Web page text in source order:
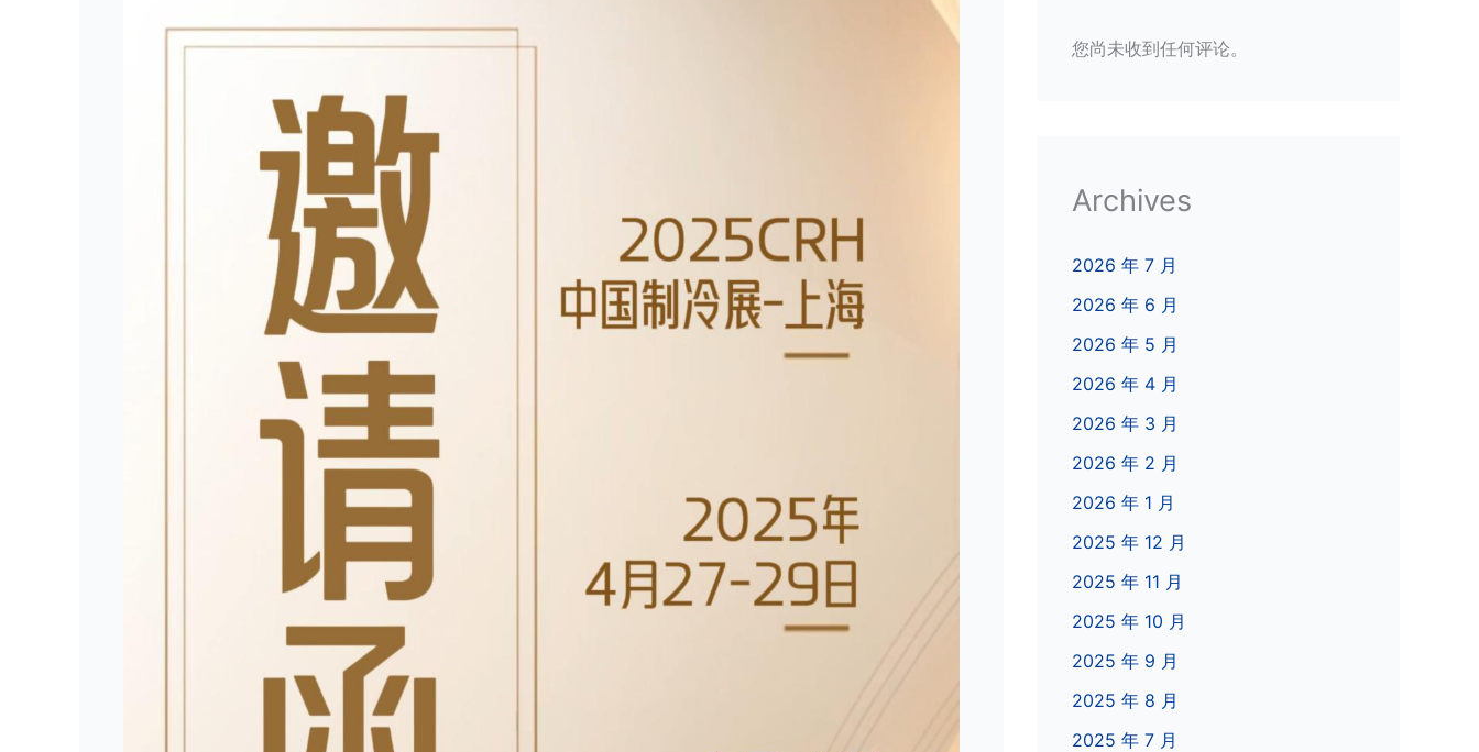
您尚未收到任何评论。
Archives
2026 年 7 月
2026 年 6 月
2026 年 5 月
2026 年 4 月
2026 年 3 月
2026 年 2 月
2026 年 1 月
2025 年 12 月
2025 年 11 月
2025 年 10 月
2025 年 9 月
2025 年 8 月
2025 年 7 月